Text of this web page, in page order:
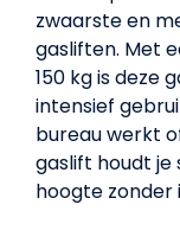
zwaarste en
gasliften. Met
150 kg is deze
intensief
bureau werkt
gaslift houdt je
hoogte zonder